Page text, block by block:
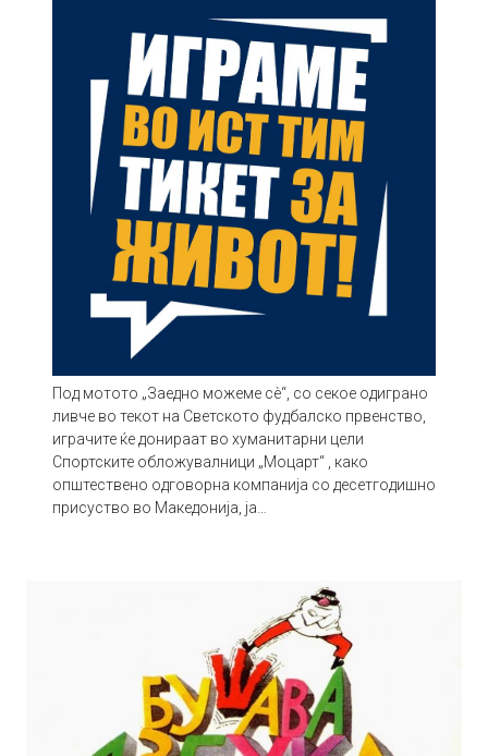
Под мотото „Заедно можеме сè“, со секое одиграно
ливче во текот на Светското фудбалско првенство,
играчите ќе донираат во хуманитарни цели
Спортските обложувалници „Моцарт“ , како
општествено одговорна компанија со десетгодишно
присуство во Македонија, ја…